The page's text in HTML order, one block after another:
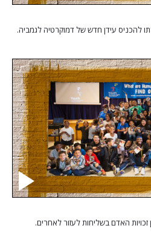
להכניס עידן חדש של דמוקרטיה לגמביה.
האדם בשליחות לעזור לאחרים.